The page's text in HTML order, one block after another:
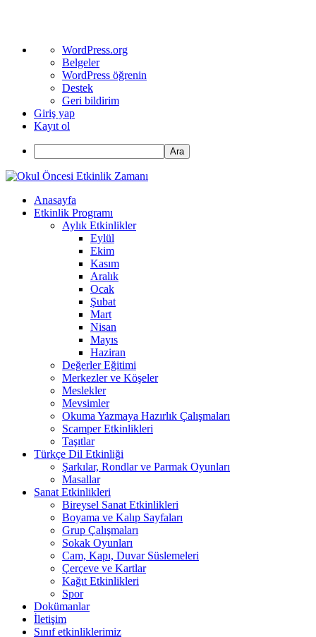
WordPress
hakkında
WordPress.org
Belgeler
WordPress öğrenin
Destek
Geri bildirim
Giriş yap
Kayıt ol
Ara
Anasayfa
Etkinlik Programı
Aylık Etkinlikler
Eylül
Ekim
Kasım
Aralık
Ocak
Şubat
Mart
Nisan
Mayıs
Haziran
Değerler Eğitimi
Merkezler ve Köşeler
Meslekler
Mevsimler
Okuma Yazmaya Hazırlık Çalışmaları
Scamper Etkinlikleri
Taşıtlar
Türkçe Dil Etkinliği
Şarkılar, Rondlar ve Parmak Oyunları
Masallar
Sanat Etkinlikleri
Bireysel Sanat Etkinlikleri
Boyama ve Kalıp Sayfaları
Grup Çalışmaları
Sokak Oyunları
Cam, Kapı, Duvar Süslemeleri
Çerçeve ve Kartlar
Kağıt Etkinlikleri
Spor
Dokümanlar
İletişim
Sınıf etkinliklerimiz